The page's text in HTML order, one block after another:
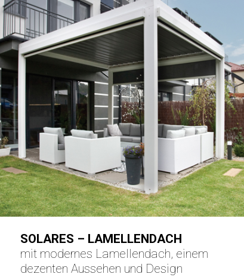
SOLARES – LAMELLENDACH
mit modernes Lamellendach, einem
dezenten Aussehen und Design